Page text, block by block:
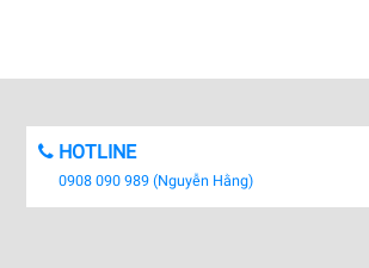
HOTLINE
0908 090 989 (Nguyễn Hằng)